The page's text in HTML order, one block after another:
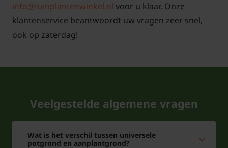
info@tuinplantenwinkel.nl voor u klaar. Onze
klantenservice beantwoordt uw vragen zeer snel,
ook op zaterdag!
Veelgestelde algemene vragen
Wat is het verschil tussen universele
potgrond en aanplantgrond?